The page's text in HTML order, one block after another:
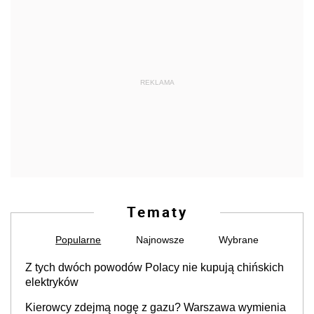
REKLAMA
Tematy
Popularne Najnowsze Wybrane
Z tych dwóch powodów Polacy nie kupują chińskich
elektryków
Kierowcy zdejmą nogę z gazu? Warszawa wymienia